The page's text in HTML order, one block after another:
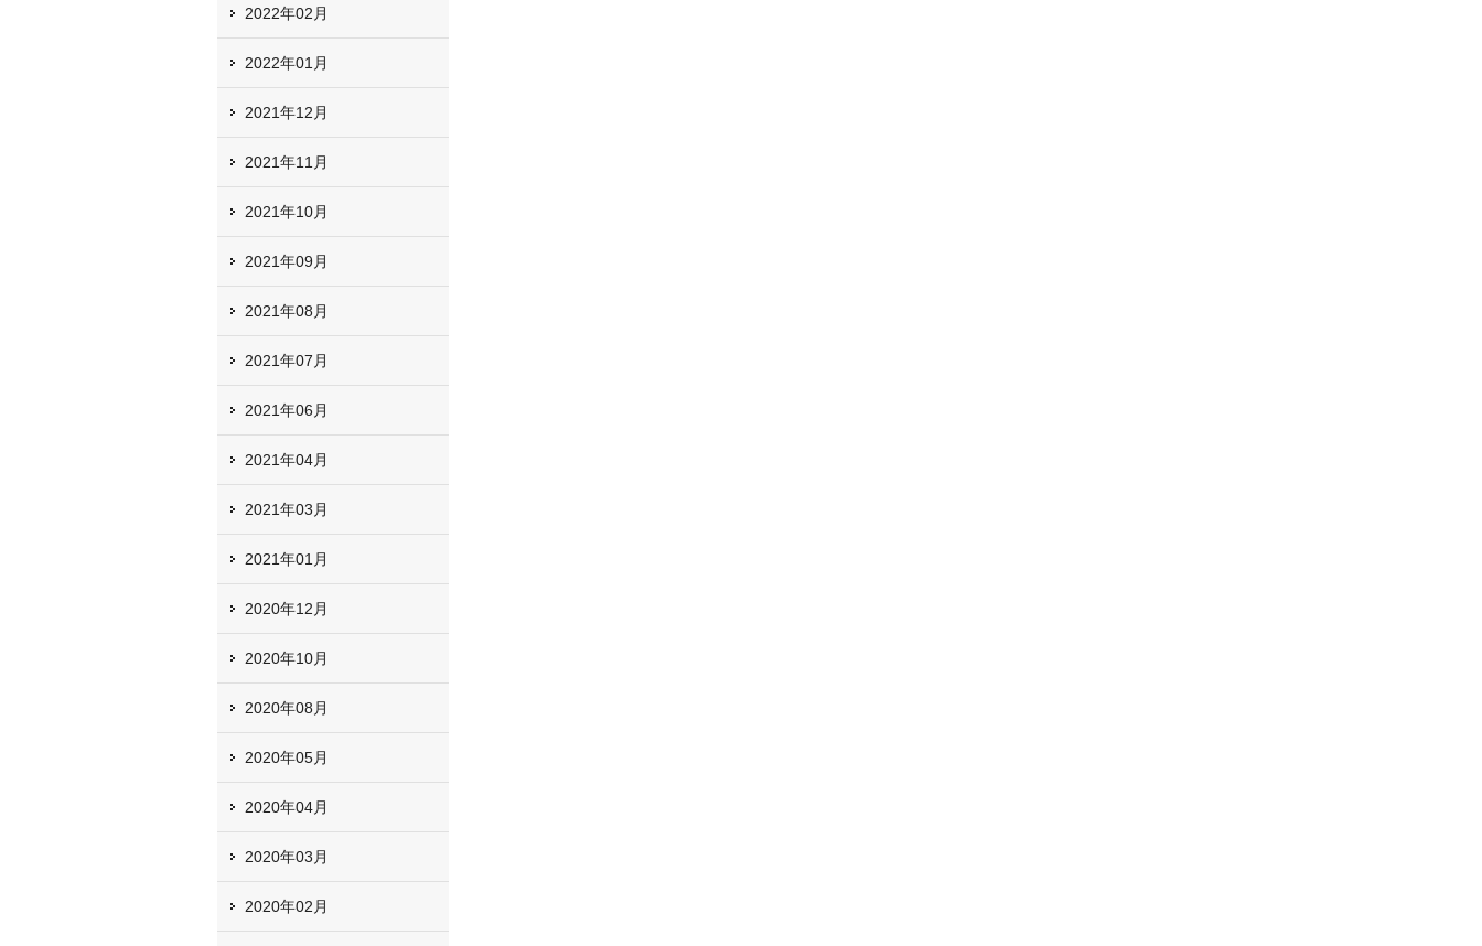
2022年02月
2022年01月
2021年12月
2021年11月
2021年10月
2021年09月
2021年08月
2021年07月
2021年06月
2021年04月
2021年03月
2021年01月
2020年12月
2020年10月
2020年08月
2020年05月
2020年04月
2020年03月
2020年02月